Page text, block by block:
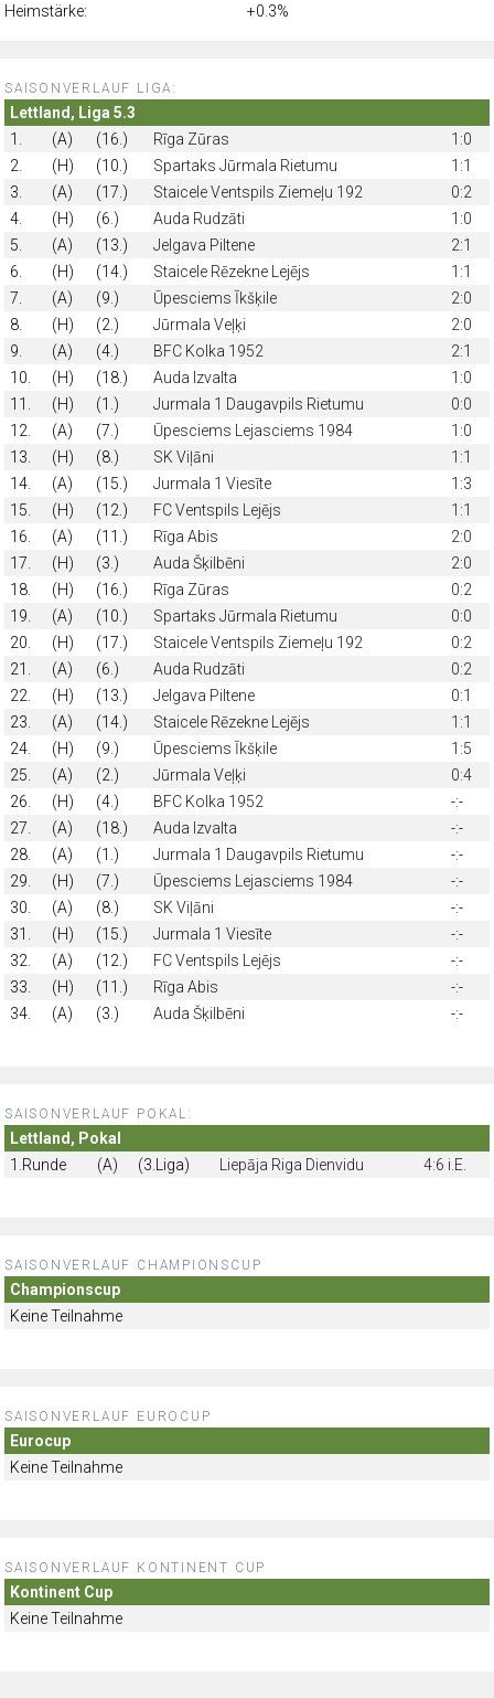
Heimstärke:
+0.3%
SAISONVERLAUF LIGA:
Lettland, Liga 5.3
1.
(A) (16.) Rīga Zūras
1:0
2.
(H) (10.) Spartaks Jūrmala Rietumu
1:1
3.
(A) (17.) Staicele Ventspils Ziemeļu 192
0:2
4.
(H) (6.) Auda Rudzāti
1:0
5.
(A) (13.) Jelgava Piltene
2:1
6.
(H) (14.) Staicele Rēzekne Lejējs
1:1
7.
(A) (9.) Ūpesciems Īkšķile
2:0
8.
(H) (2.) Jūrmala Veļķi
2:0
9.
(A) (4.) BFC Kolka 1952
2:1
10.
(H) (18.) Auda Izvalta
1:0
11.
(H) (1.) Jurmala 1 Daugavpils Rietumu
0:0
12.
(A) (7.) Ūpesciems Lejasciems 1984
1:0
13.
(H) (8.) SK Viļāni
1:1
14.
(A) (15.) Jurmala 1 Viesīte
1:3
15.
(H) (12.) FC Ventspils Lejējs
1:1
16.
(A) (11.) Rīga Abis
2:0
17.
(H) (3.) Auda Šķilbēni
2:0
18.
(H) (16.) Rīga Zūras
0:2
19.
(A) (10.) Spartaks Jūrmala Rietumu
0:0
20.
(H) (17.) Staicele Ventspils Ziemeļu 192
0:2
21.
(A) (6.) Auda Rudzāti
0:2
22.
(H) (13.) Jelgava Piltene
0:1
23.
(A) (14.) Staicele Rēzekne Lejējs
1:1
24.
(H) (9.) Ūpesciems Īkšķile
1:5
25.
(A) (2.) Jūrmala Veļķi
0:4
26.
(H) (4.) BFC Kolka 1952
-:-
27.
(A) (18.) Auda Izvalta
-:-
28.
(A) (1.) Jurmala 1 Daugavpils Rietumu
-:-
29.
(H) (7.) Ūpesciems Lejasciems 1984
-:-
30.
(A) (8.) SK Viļāni
-:-
31.
(H) (15.) Jurmala 1 Viesīte
-:-
32.
(A) (12.) FC Ventspils Lejējs
-:-
33.
(H) (11.) Rīga Abis
-:-
34.
(A) (3.) Auda Šķilbēni -:-
SAISONVERLAUF POKAL:
Lettland, Pokal
1.Runde
(A) (3.Liga) Liepāja Riga Dienvidu 4:6 i.E.
SAISONVERLAUF CHAMPIONSCUP
Championscup
Keine Teilnahme
SAISONVERLAUF EUROCUP
Eurocup
Keine Teilnahme
SAISONVERLAUF KONTINENT CUP
Kontinent Cup
Keine Teilnahme